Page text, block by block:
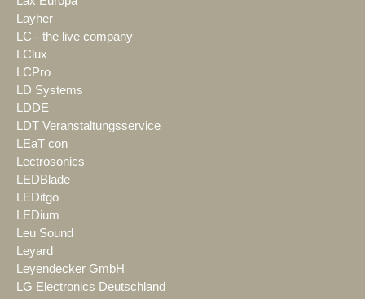
Layher
LC - the live company
LClux
LCPro
LD Systems
LDDE
LDT Veranstaltungsservice
LEaT con
Lectrosonics
LEDBlade
LEDitgo
LEDium
Leu Sound
Leyard
Leyendecker GmbH
LG Electronics Deutschland